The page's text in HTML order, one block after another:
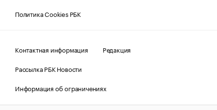
Политика Cookies РБК
Контактная информация
Редакция
Рассылка РБК Новости
Информация об ограничениях
Правовая информация
О соблюдении авторских прав